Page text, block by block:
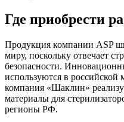
Где приобрести
Продукция компании ASP
миру, поскольку отвечает
безопасности.
используются в
компания «Шаклин»
материалы для
регионы РФ.